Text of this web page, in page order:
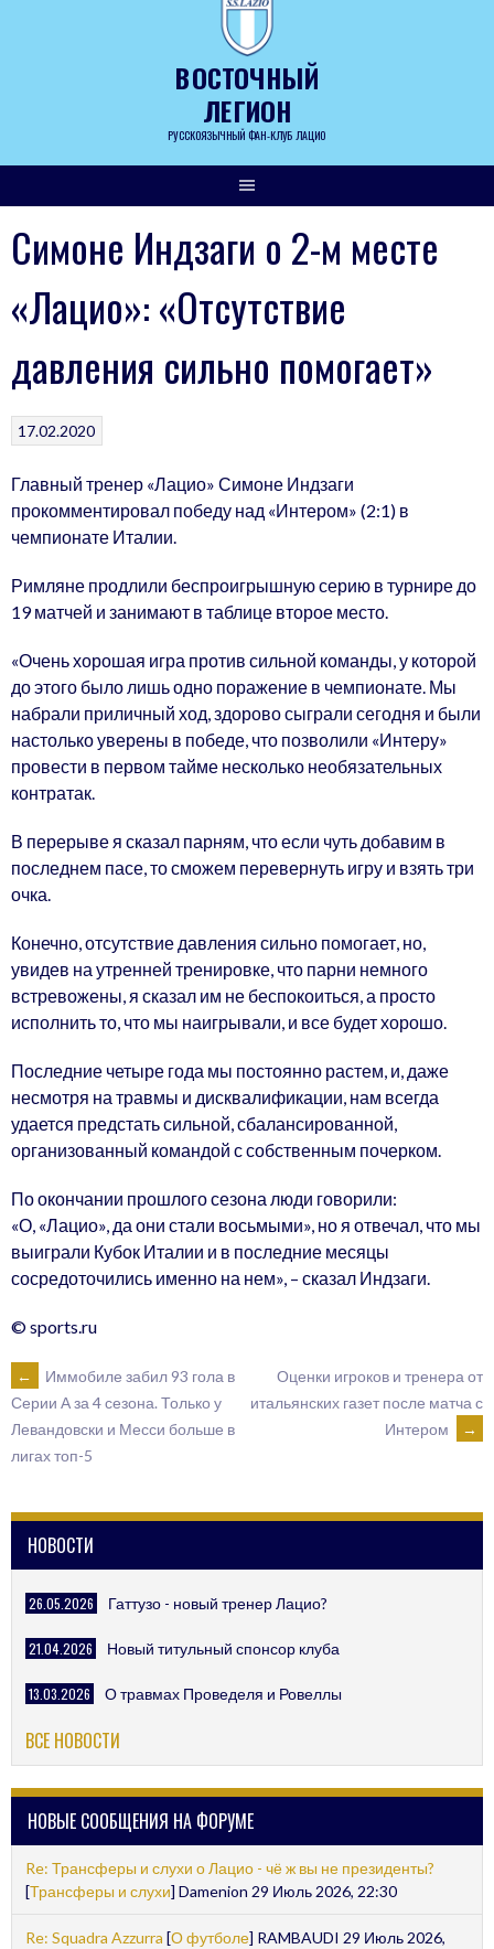
ВОСТОЧНЫЙ
ЛЕГИОН
РУССКОЯЗЫЧНЫЙ ФАН-КЛУБ ЛАЦИО
Симоне Индзаги о 2-м месте
«Лацио»: «Отсутствие
давления сильно помогает»
17.02.2020
Главный тренер «Лацио» Симоне Индзаги
прокомментировал победу над «Интером» (2:1) в
чемпионате Италии.
Римляне продлили беспроигрышную серию в турнире до
19 матчей и занимают в таблице второе место.
«Очень хорошая игра против сильной команды, у которой
до этого было лишь одно поражение в чемпионате. Мы
набрали приличный ход, здорово сыграли сегодня и были
настолько уверены в победе, что позволили «Интеру»
провести в первом тайме несколько необязательных
контратак.
В перерыве я сказал парням, что если чуть добавим в
последнем пасе, то сможем перевернуть игру и взять три
очка.
Конечно, отсутствие давления сильно помогает, но,
увидев на утренней тренировке, что парни немного
встревожены, я сказал им не беспокоиться, а просто
исполнить то, что мы наигрывали, и все будет хорошо.
Последние четыре года мы постоянно растем, и, даже
несмотря на травмы и дисквалификации, нам всегда
удается предстать сильной, сбалансированной,
организованный командой с собственным почерком.
По окончании прошлого сезона люди говорили:
«О, «Лацио», да они стали восьмыми», но я отвечал, что мы
выиграли Кубок Италии и в последние месяцы
сосредоточились именно на нем», – сказал Индзаги.
© sports.ru
POST
NAVIGATION
←
Иммобиле забил 93 гола в
Серии А за 4 сезона. Только у
Левандовски и Месси больше в
лигах топ-5
Оценки игроков и тренера от
итальянских газет после матча с
Интером
→
НОВОСТИ
26.05.2026 Гаттузо - новый тренер Лацио?
21.04.2026 Новый титульный спонсор клуба
13.03.2026 О травмах Проведеля и Ровеллы
ВСЕ НОВОСТИ
НОВЫЕ СООБЩЕНИЯ НА ФОРУМЕ
Re: Трансферы и слухи о Лацио - чё ж вы не президенты?
[Трансферы и слухи] Damenion 29 Июль 2026, 22:30
Re: Squadra Azzurra [О футболе] RAMBAUDI 29 Июль 2026,